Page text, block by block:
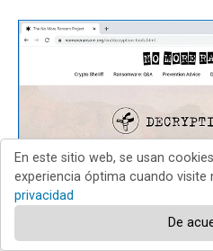
En este sitio web, se usan
experiencia óptima cuando visite
privacidad
De